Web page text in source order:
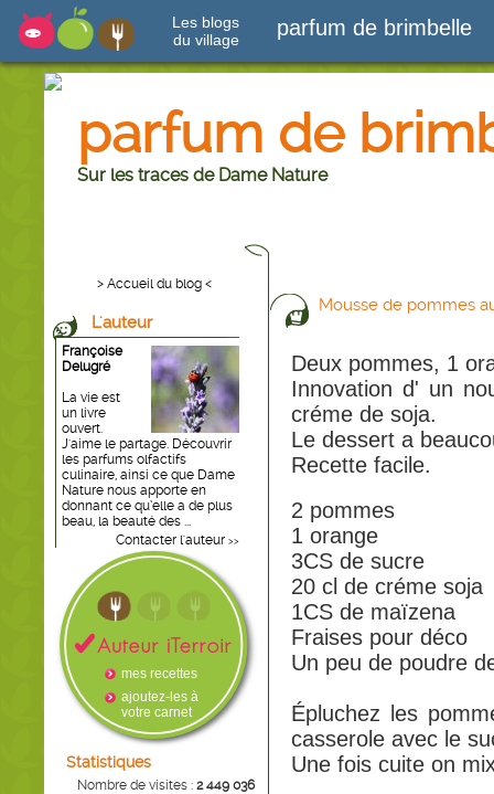
Les blogs
du village
parfum de brimbelle
parfum de
Sur les traces de Dame Nature
> Accueil du blog <
L'auteur
Françoise
Delugré
La vie est
un livre
ouvert.
J'aime le partage. Découvrir
les parfums olfactifs
culinaire, ainsi ce que Dame
Nature nous apporte en
donnant ce qu’elle a de plus
beau, la beauté des ...
Contacter l'auteur >>
mes recettes
ajoutez-les à
votre carnet
Statistiques
Nombre de visites : 2 449 036
Mousse de pommes
Deux pommes, 1
Innovation d' un
créme de soja.
Le dessert a
Recette facile.
2 pommes
1 orange
3CS de sucre
20 cl de créme soja
1CS de maïzena
Fraises pour déco
Un peu de poudre
Épluchez les
casserole avec le
Une fois cuite on